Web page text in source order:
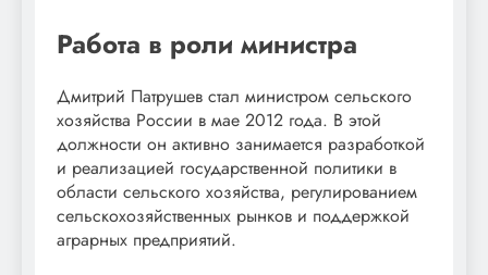
Работа в роли министра
Дмитрий Патрушев стал министром сельского
хозяйства России в мае 2012 года. В этой
должности он активно занимается разработкой
и реализацией государственной политики в
области сельского хозяйства, регулированием
сельскохозяйственных рынков и поддержкой
аграрных предприятий.